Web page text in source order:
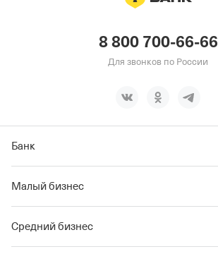
8 800 700-66-66
Для звонков по России
Банк
Малый бизнес
Средний бизнес